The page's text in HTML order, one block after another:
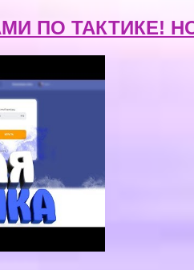
ПО ТАКТИКЕ!